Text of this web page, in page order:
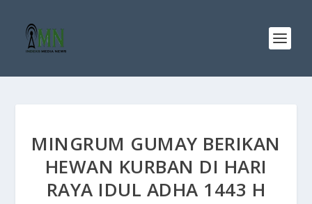
MINGRUM GUMAY BERIKAN
HEWAN KURBAN DI HARI
RAYA IDUL ADHA 1443 H